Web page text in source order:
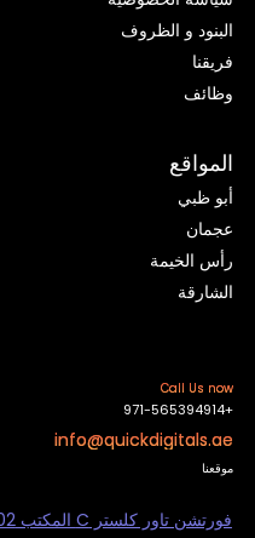
البنود و الظروف
فريقنا
وظائف
المواقع
أبو ظبي
عجمان
رأس الخيمة
الشارقة
Call Us now
+971-565394914
info@quickdigitals.ae
موقعنا